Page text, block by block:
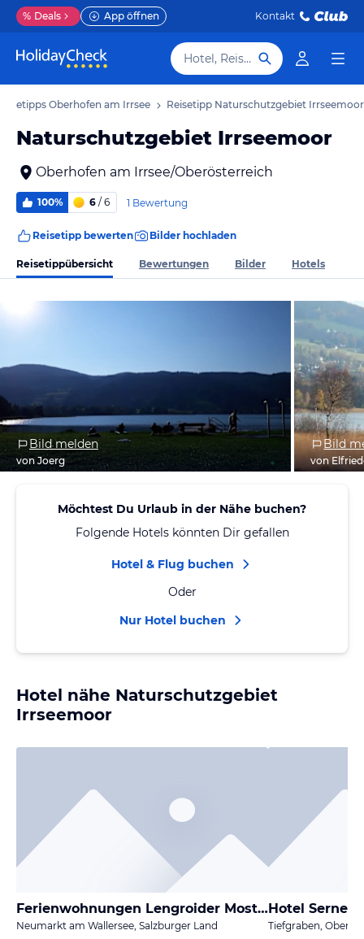
% Deals App öffnen Kontakt
Hotel, Reiseziel
Oberhofen am Irrsee Reisetipp Naturschutzgebiet Irrseemoor
Naturschutzgebiet Irrseemoor
Oberhofen am Irrsee/Oberösterreich
100% 6 / 6 1 Bewertung
Reisetipp bewerten Bilder hochladen
Reisetippübersicht Bewertungen Bilder Hotels
Bild melden
von Joerg
Bild
von
Möchtest Du Urlaub in der Nähe buchen?
Folgende Hotels könnten Dir gefallen
Hotel & Flug buchen
Oder
Nur Hotel buchen
Hotel nähe Naturschutzgebiet
Irrseemoor
Ferienwohnungen Lengroider Mostheuriger
Neumarkt am Wallersee, Salzburger Land
Hotel Serner
Tiefgraben,